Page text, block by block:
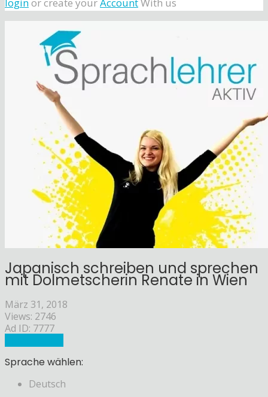
Japanisch schreiben und sprechen
mit Dolmetscherin Renate in Wien
März 31, 2018
Views: 2746
Ad ID: 7777
Sprache wählen:
Deutsch